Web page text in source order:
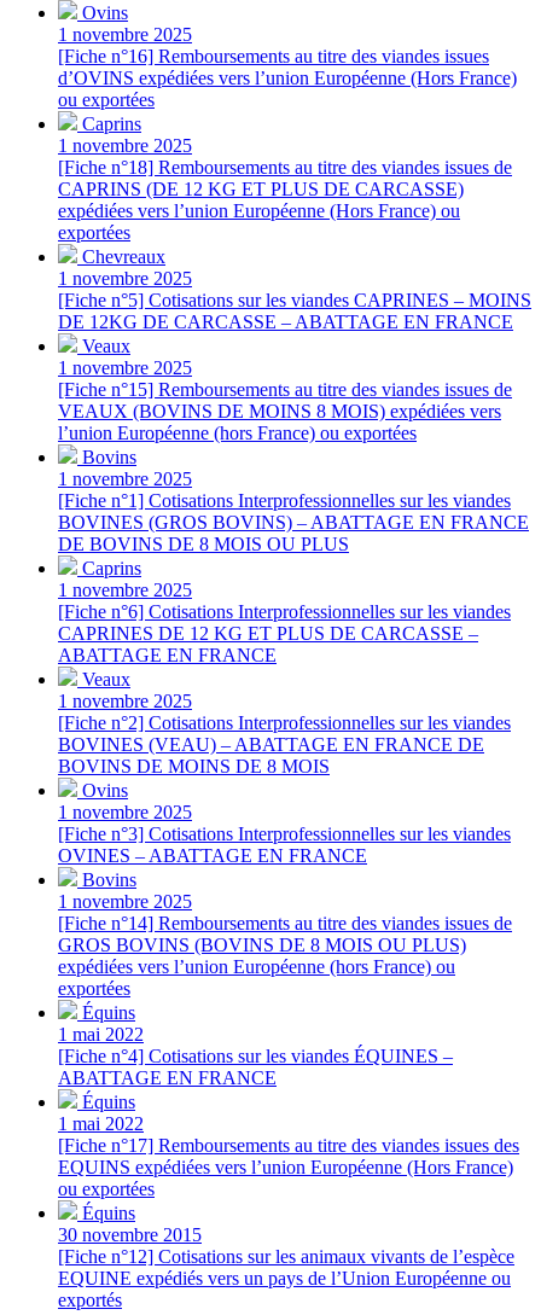
Ovins
1 novembre 2025
[Fiche n°16] Remboursements au titre des viandes issues
d’OVINS expédiées vers l’union Européenne (Hors France)
ou exportées
Caprins
1 novembre 2025
[Fiche n°18] Remboursements au titre des viandes issues de
CAPRINS (DE 12 KG ET PLUS DE CARCASSE)
expédiées vers l’union Européenne (Hors France) ou
exportées
Chevreaux
1 novembre 2025
[Fiche n°5] Cotisations sur les viandes CAPRINES – MOINS
DE 12KG DE CARCASSE – ABATTAGE EN FRANCE
Veaux
1 novembre 2025
[Fiche n°15] Remboursements au titre des viandes issues de
VEAUX (BOVINS DE MOINS 8 MOIS) expédiées vers
l’union Européenne (hors France) ou exportées
Bovins
1 novembre 2025
[Fiche n°1] Cotisations Interprofessionnelles sur les viandes
BOVINES (GROS BOVINS) – ABATTAGE EN FRANCE
DE BOVINS DE 8 MOIS OU PLUS
Caprins
1 novembre 2025
[Fiche n°6] Cotisations Interprofessionnelles sur les viandes
CAPRINES DE 12 KG ET PLUS DE CARCASSE –
ABATTAGE EN FRANCE
Veaux
1 novembre 2025
[Fiche n°2] Cotisations Interprofessionnelles sur les viandes
BOVINES (VEAU) – ABATTAGE EN FRANCE DE
BOVINS DE MOINS DE 8 MOIS
Ovins
1 novembre 2025
[Fiche n°3] Cotisations Interprofessionnelles sur les viandes
OVINES – ABATTAGE EN FRANCE
Bovins
1 novembre 2025
[Fiche n°14] Remboursements au titre des viandes issues de
GROS BOVINS (BOVINS DE 8 MOIS OU PLUS)
expédiées vers l’union Européenne (hors France) ou
exportées
Équins
1 mai 2022
[Fiche n°4] Cotisations sur les viandes ÉQUINES –
ABATTAGE EN FRANCE
Équins
1 mai 2022
[Fiche n°17] Remboursements au titre des viandes issues des
EQUINS expédiées vers l’union Européenne (Hors France)
ou exportées
Équins
30 novembre 2015
[Fiche n°12] Cotisations sur les animaux vivants de l’espèce
EQUINE expédiés vers un pays de l’Union Européenne ou
exportés